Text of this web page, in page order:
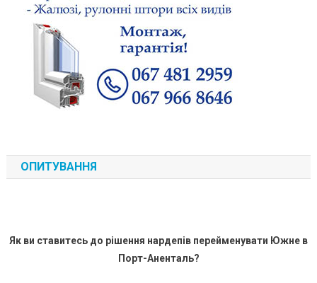
ОПИТУВАННЯ
Як ви ставитесь до рішення нардепів перейменувати Южне в
Порт-Аненталь?